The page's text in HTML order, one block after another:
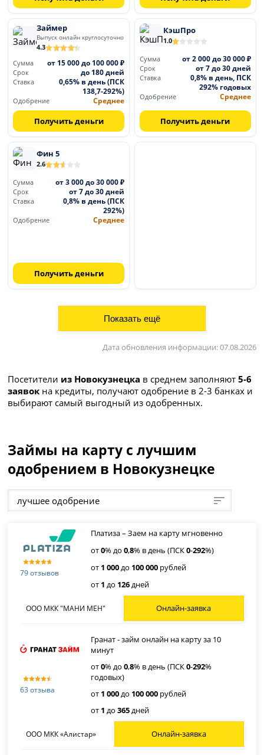
Займер
Выпуск онлайн круглосуточно
4.3
Сумма
от 15 000 до 100 000 ₽
Срок до 180 дней
Ставка
0,65% в день (ПСК
138,7-292%)
Одобрение Среднее
Получить деньги
КэшПро
1.0
Сумма от 2 000 до 30 000 ₽
Срок от 7 до 30 дней
Ставка
0,8% в день, ПСК
292% годовых
Одобрение Среднее
Получить деньги
Фин 5
2.6
Сумма от 3 000 до 30 000 ₽
Срок от 7 до 30 дней
Ставка
0,8% в день (ПСК
292%)
Одобрение Среднее
Получить деньги
Дата обновления информации: 07.08.2026
Посетители из Новокузнецка в среднем заполняют5-6
заявок на кредиты, получают одобрение в 2-3 банках и
выбирают самый выгодный из одобренных.
Займы на карту с лучшим
одобрением в Новокузнецке
лучшее одобрение
79 отзывов
Платиза – Заем на карту мгновенно
от0% до0,8% в день (ПСК0-292%)
от 1 000до 100 000 рублей
от 1 до 126дней
ООО МКК "МАНИ МЕН" Онлайн-заявка
63 отзыва
Гранат - займ онлайн на карту за 10
минут
от0% до0,8% в день (ПСК0-292%
годовых)
от 1 000до 100 000 рублей
от 1 до365дней
ООО МКК «Алистар» Онлайн-заявка